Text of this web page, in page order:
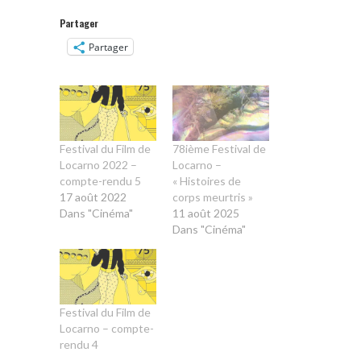
Partager
Partager
Festival du Film de
Locarno 2022 –
compte-rendu 5
17 août 2022
Dans "Cinéma"
78ième Festival de
Locarno –
« Histoires de
corps meurtris »
11 août 2025
Dans "Cinéma"
Festival du Film de
Locarno – compte-
rendu 4